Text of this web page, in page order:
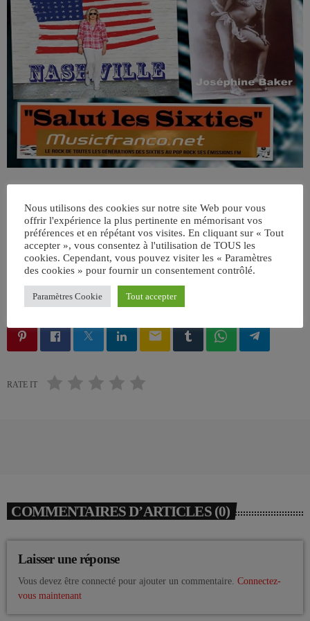
ÉCRIT PAR:JEAN-CLAUDE
email
RATE IT
COMMENTAIRES D’ARTICLES (0)
Laisser une réponse
Vous devez être connecté pour ajouter un commentaire. Connectez-
vous maintenant
Nous utilisons des cookies sur notre site Web pour vous
offrir l'expérience la plus pertinente en mémorisant vos
préférences et en répétant vos visites. En cliquant sur « Tout
accepter », vous consentez à l'utilisation de TOUS les
cookies. Cependant, vous pouvez visiter les « Paramètres
des cookies » pour fournir un consentement contrôlé.
Paramètres Cookie Tout accepter